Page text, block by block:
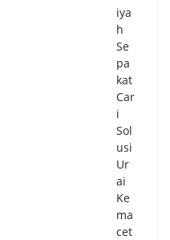
iya
h
Se
pa
kat
Car
i
Sol
usi
Ur
ai
Ke
ma
cet